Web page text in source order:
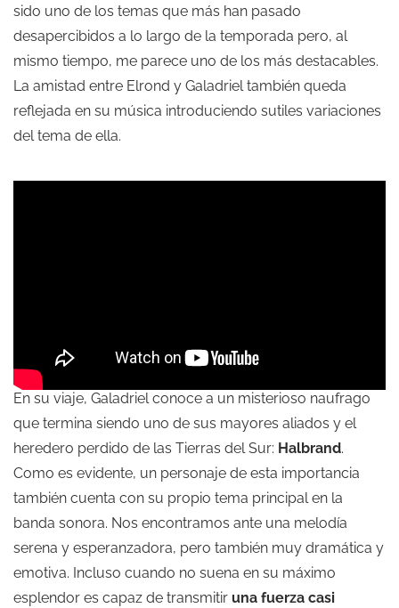
sido uno de los temas que más han pasado
desapercibidos a lo largo de la temporada pero, al
mismo tiempo, me parece uno de los más destacables.
La amistad entre Elrond y Galadriel también queda
reflejada en su música introduciendo sutiles variaciones
del tema de ella.
En su viaje, Galadriel conoce a un misterioso naufrago
que termina siendo uno de sus mayores aliados y el
heredero perdido de las Tierras del Sur: Halbrand.
Como es evidente, un personaje de esta importancia
también cuenta con su propio tema principal en la
banda sonora. Nos encontramos ante una melodía
serena y esperanzadora, pero también muy dramática y
emotiva. Incluso cuando no suena en su máximo
esplendor es capaz de transmitir una fuerza casi